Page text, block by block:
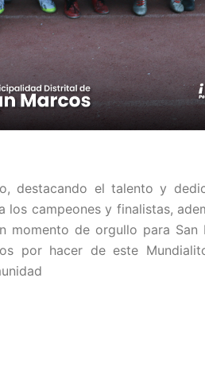
destacando el talento y
campeones y finalistas,
momento de orgullo para
por hacer de este